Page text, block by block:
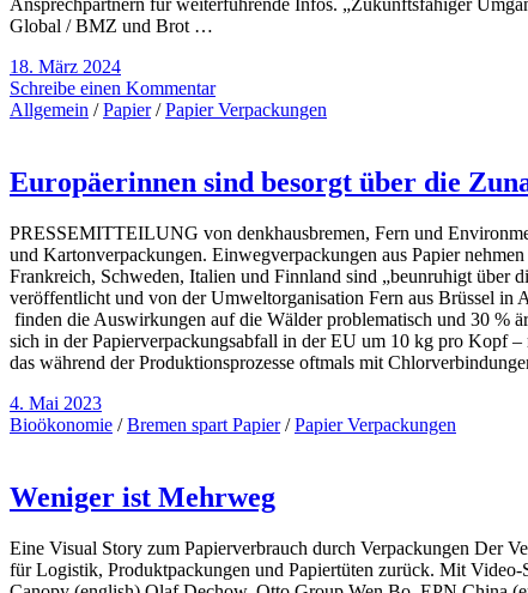
Ansprechpartnern für weiterführende Infos. „Zukunftsfähiger
Global / BMZ und Brot …
18. März 2024
Schreibe einen Kommentar
Allgemein /Papier/Papier Verpackungen
Europäerinnen sind besorgt über die
PRESSEMITTEILUNG von denkhausbremen, Fern und
und Kartonverpackungen. Einwegverpackungen aus Papier
Frankreich, Schweden, Italien und Finnland sind „beunruhigt über
veröffentlicht und von der Umweltorganisation Fern aus Brüssel in
finden die Auswirkungen auf die Wälder problematisch und 30 %
sich in der Papierverpackungsabfall in der EU um 10 kg pro Kopf
das während der Produktionsprozesse oftmals mit
4. Mai 2023
Bioökonomie /Bremen spart Papier/Papier Verpackungen
Weniger ist Mehrweg
Eine Visual Story zum Papierverbrauch durch Verpackungen Der
für Logistik, Produktpackungen und Papiertüten zurück. Mit